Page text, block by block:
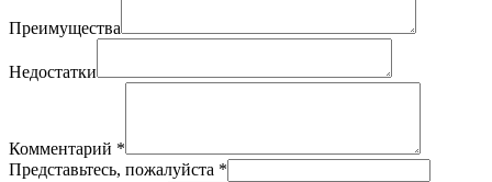
Преимущества
Недостатки
Комментарий *
Представьтесь, пожалуйста *